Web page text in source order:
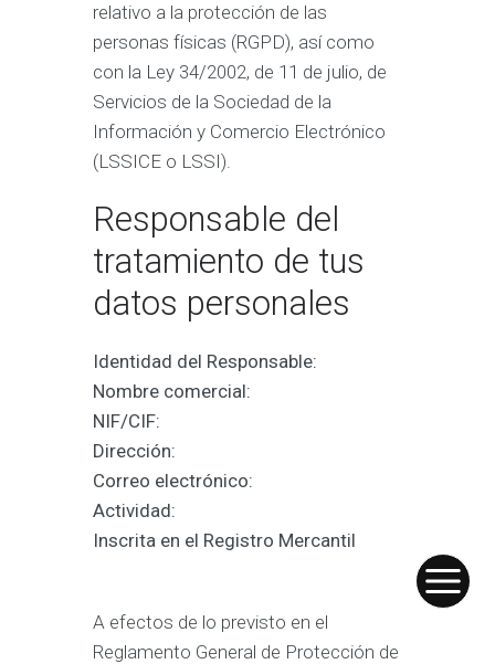
relativo a la protección de las
personas físicas (RGPD), así como
con la Ley 34/2002, de 11 de julio, de
Servicios de la Sociedad de la
Información y Comercio Electrónico
(LSSICE o LSSI).
Responsable del
tratamiento de tus
datos personales
Identidad del Responsable:
Nombre comercial:
NIF/CIF:
Dirección:
Correo electrónico:
Actividad:
Inscrita en el Registro Mercantil
A efectos de lo previsto en el
Reglamento General de Protección de